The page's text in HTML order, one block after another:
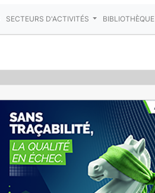
SECTEURS D'ACTIVITÉS BIBLIOTHÈQUE